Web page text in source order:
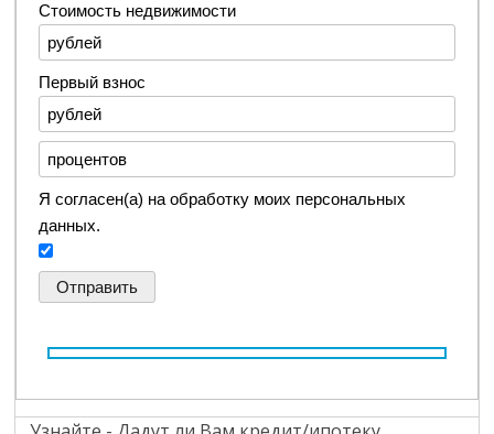
Стоимость недвижимости
Первый взнос
Я согласен(а) на обработку моих персональных
данных.